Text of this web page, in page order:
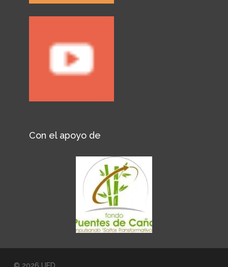
Con el apoyo de